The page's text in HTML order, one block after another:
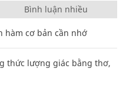
Bình luận nhiều
hàm cơ bản cần nhớ
thức lượng giác bằng thơ,